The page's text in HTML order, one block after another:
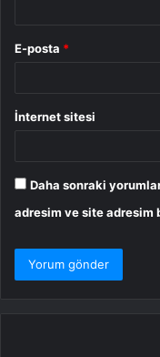
E-posta *
İnternet sitesi
Daha sonraki
adresim ve site adresim